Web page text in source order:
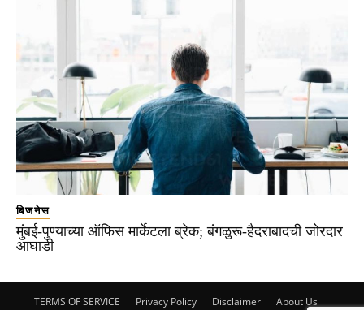
बिजनेस
मुंबई-पुण्याच्या ऑफिस मार्केटला ब्रेक; बंगळुरू-हैदराबादची जोरदार
आघाडी
TERMS OF SERVICE Privacy Policy Disclaimer About Us